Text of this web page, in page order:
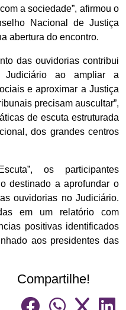
a sociedade”, afirmou o
Nacional de Justiça
abertura do encontro.
das ouvidorias contribui
Judiciário ao ampliar a
e aproximar a Justiça
precisam auscultar”,
de escuta estruturada
dos grandes centros
os participantes
destinado a aprofundar o
ouvidorias no Judiciário.
em um relatório com
positivas identificados
aos presidentes das
Compartilhe!